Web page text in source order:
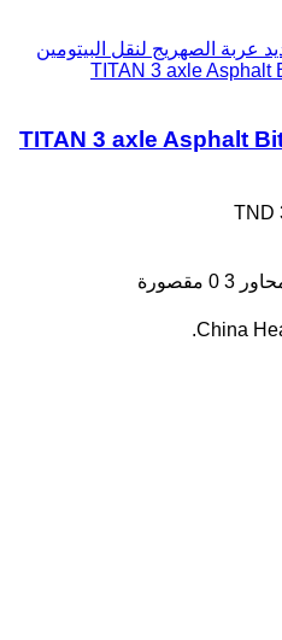
عربة الصهريج لنقل البيتومين
TITAN 3 axle Asphalt
TITAN 3 axle Asphalt
TND
3 0 مقصورة
China